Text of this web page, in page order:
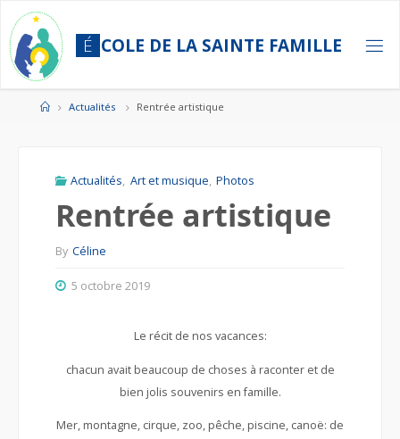
content
É COLE DE LA SAINTE FAMILLE
HomeActualités Rentrée artistique
Actualités, Art et musique, Photos
Rentrée artistique
By Céline
5 octobre 2019
Le récit de nos vacances:
chacun avait beaucoup de choses à raconter et de
bien jolis souvenirs en famille.
Mer, montagne, cirque, zoo, pêche, piscine, canoë: de